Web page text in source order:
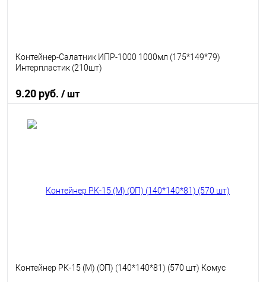
Контейнер-Салатник ИПР-1000 1000мл (175*149*79)
Интерпластик (210шт)
9.20 руб. / шт
Контейнер РК-15 (М) (ОП) (140*140*81) (570 шт) Комус